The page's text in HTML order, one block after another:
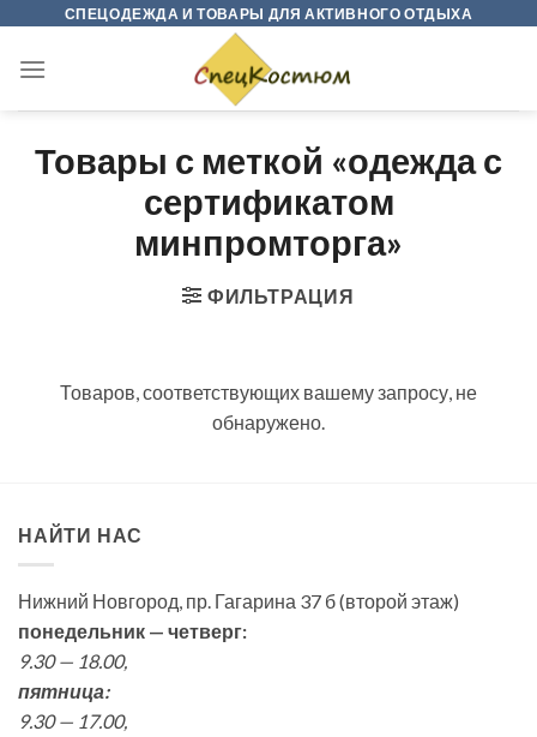
content
СПЕЦОДЕЖДА И ТОВАРЫ ДЛЯ АКТИВНОГО ОТДЫХА
Товары с меткой «одежда с
сертификатом
минпромторга»
ФИЛЬТРАЦИЯ
Товаров, соответствующих вашему запросу, не
обнаружено.
НАЙТИ НАС
Нижний Новгород, пр. Гагарина 37 б (второй этаж)
понедельник — четверг:
9.30 — 18.00,
пятница:
9.30 — 17.00,